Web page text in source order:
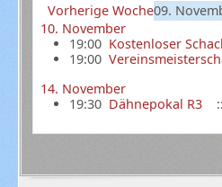
Vorherige Woche09.
10. November
19:00 Kostenloser
19:00
14. November
19:30 Dähnepokal R3